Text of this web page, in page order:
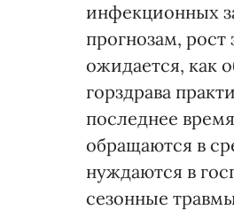
инфекционных
прогнозам,
ожидается, как
горздрава
последнее
обращаются в
нуждаются в
сезонные